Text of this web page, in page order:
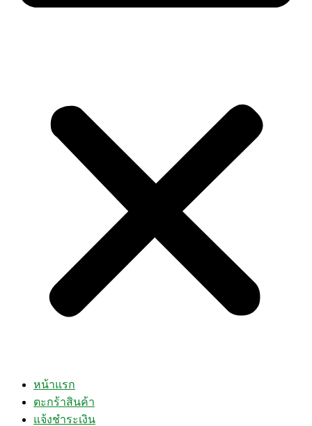
หน้าแรก
ตะกร้าสินค้า
แจ้งชำระเงิน